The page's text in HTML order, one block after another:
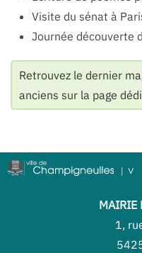
Visite du sénat à
Journée découverte
Retrouvez le dernier
anciens sur la page
MAIRIE
1,